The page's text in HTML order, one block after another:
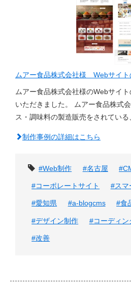
ムアー食品株式会社様 Webサイト
ムアー食品株式会社様のWebサイ
いただきました。 ムアー食品株式
ス・調味料の製造販売をされている
制作事例の詳細はこちら
タグ
#Web制作 #名古屋
#コーポレートサイト #スマ
#愛知県 #a-blogcms #食
#デザイン制作 #コーディン
#改善